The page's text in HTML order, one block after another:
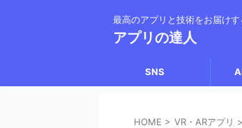
最高のアプリと技術をお届け
アプリの達人
SNS
HOME > VR・ARアプリ >